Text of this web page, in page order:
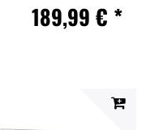
189,99 € *